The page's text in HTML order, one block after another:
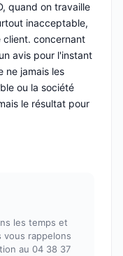
quand on travaille
inacceptable,
concernant
avis pour l'instant
ne jamais les
ou la société
le résultat pour
les temps et
vous rappelons
au 04 38 37